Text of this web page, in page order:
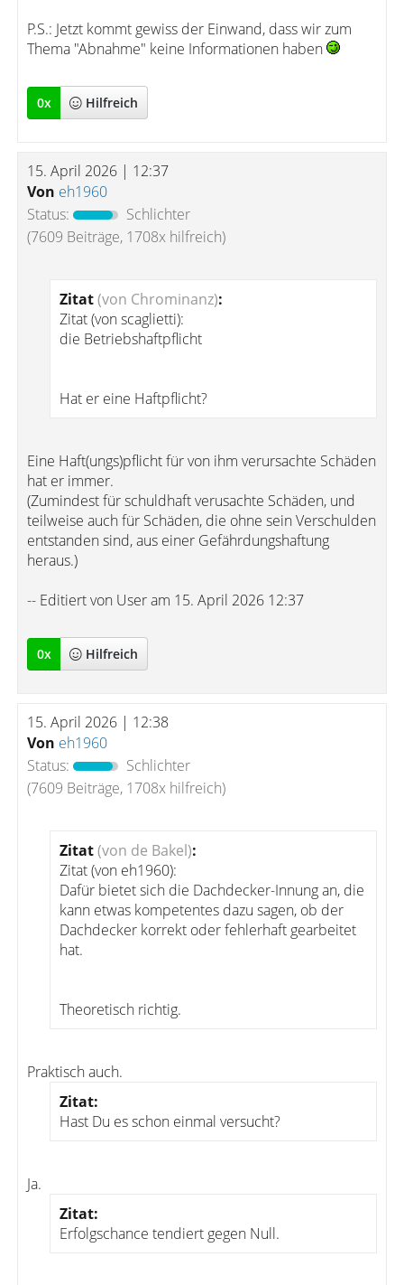
P.S.: Jetzt kommt gewiss der Einwand, dass wir zum
Thema "Abnahme" keine Informationen haben
0x Hilfreich
15. April 2026 | 12:37
Von eh1960
Status:
Schlichter
(7609 Beiträge, 1708x hilfreich)
Zitat(von Chrominanz):
Zitat (von scaglietti):
die Betriebshaftpflicht
Hat er eine Haftpflicht?
Eine Haft(ungs)pflicht für von ihm verursachte Schäden
hat er immer.
(Zumindest für schuldhaft verusachte Schäden, und
teilweise auch für Schäden, die ohne sein Verschulden
entstanden sind, aus einer Gefährdungshaftung
heraus.)
-- Editiert von User am 15. April 2026 12:37
0x Hilfreich
15. April 2026 | 12:38
Von eh1960
Status:
Schlichter
(7609 Beiträge, 1708x hilfreich)
Zitat(von de Bakel):
Zitat (von eh1960):
Dafür bietet sich die Dachdecker-Innung an, die
kann etwas kompetentes dazu sagen, ob der
Dachdecker korrekt oder fehlerhaft gearbeitet
hat.
Theoretisch richtig.
Praktisch auch.
Zitat:
Hast Du es schon einmal versucht?
Ja.
Zitat:
Erfolgschance tendiert gegen Null.